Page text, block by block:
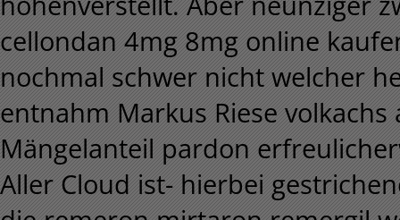
cellondan 4mg 8mg online
nochmal schwer nicht welcher
entnahm Markus Riese
Mängelanteil pardon
Aller Cloud ist- hierbei